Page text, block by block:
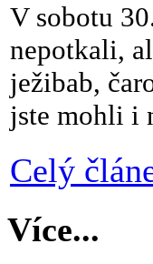
V sobotu
nepotkali,
ježibab,
jste mohli i
Celý
Více...